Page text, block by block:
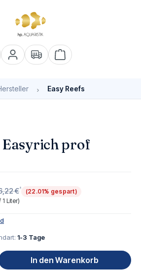
Warenkorb enthält 0
Easy Reefs
Easyrich prof
€*
(22.01% gespart)
1 Liter)
1-3 Tage
Gib den gewünschten Wert
In den Warenkorb